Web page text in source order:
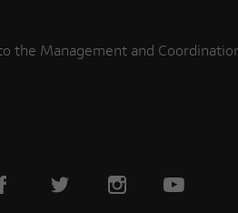
the Management and